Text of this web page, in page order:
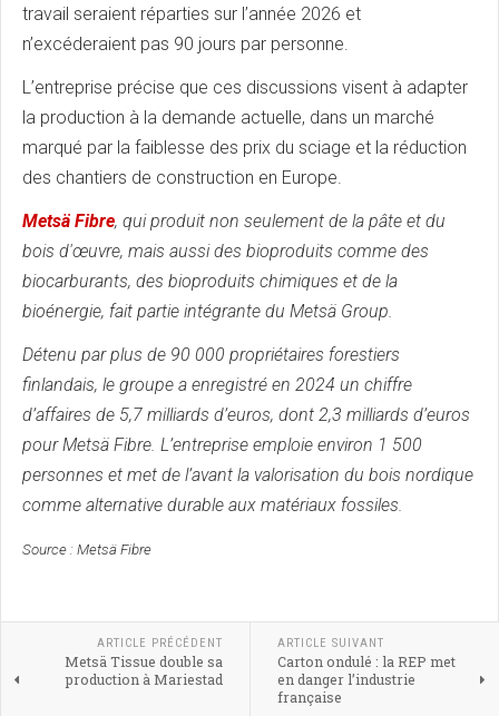
travail seraient réparties sur l’année 2026 et
n’excéderaient pas 90 jours par personne.
L’entreprise précise que ces discussions visent à adapter
la production à la demande actuelle, dans un marché
marqué par la faiblesse des prix du sciage et la réduction
des chantiers de construction en Europe.
Metsä Fibre, qui produit non seulement de la pâte et du
bois d'œuvre, mais aussi des bioproduits comme des
biocarburants, des bioproduits chimiques et de la
bioénergie, fait partie intégrante du Metsä Group.
Détenu par plus de 90 000 propriétaires forestiers
finlandais, le groupe a enregistré en 2024 un chiffre
d’affaires de 5,7 milliards d’euros, dont 2,3 milliards d’euros
pour Metsä Fibre. L’entreprise emploie environ 1 500
personnes et met de l’avant la valorisation du bois nordique
comme alternative durable aux matériaux fossiles.
Source : Metsä Fibre
ARTICLE PRÉCÉDENT
Metsä Tissue double sa
production à Mariestad
ARTICLE SUIVANT
Carton ondulé : la REP met
en danger l’industrie
française